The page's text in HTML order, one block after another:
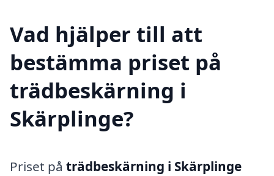
Vad hjälper till att
bestämma priset på
trädbeskärning i
Skärplinge?
Priset på trädbeskärning i Skärplinge